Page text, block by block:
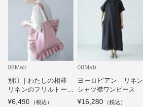
08Mab
別注｜わたしの相棒
リネンのフリルトート
バッグ
¥6,490
08Mab
ヨーロピアン リネン
シャツ襟ワンピース
¥16,280